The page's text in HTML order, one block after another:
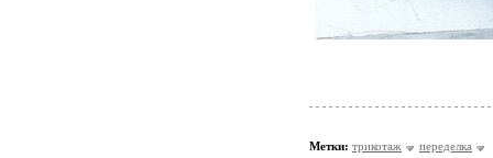
Метки: трикотаж переделка